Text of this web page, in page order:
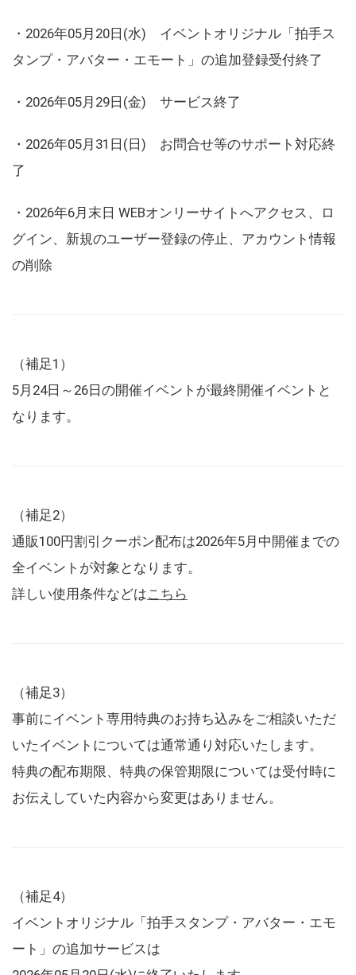
・2026年05月20日(水) イベントオリジナル「拍手ス
タンプ・アバター・エモート」の追加登録受付終了
・2026年05月29日(金) サービス終了
・2026年05月31日(日) お問合せ等のサポート対応終
了
・2026年6月末日 WEBオンリーサイトへアクセス、ロ
グイン、新規のユーザー登録の停止、アカウント情報
の削除
（補足1）
5月24日～26日の開催イベントが最終開催イベントと
なります。
（補足2）
通販100円割引クーポン配布は2026年5月中開催までの
全イベントが対象となります。
詳しい使用条件などはこちら
（補足3）
事前にイベント専用特典のお持ち込みをご相談いただ
いたイベントについては通常通り対応いたします。
特典の配布期限、特典の保管期限については受付時に
お伝えしていた内容から変更はありません。
（補足4）
イベントオリジナル「拍手スタンプ・アバター・エモ
ート」の追加サービスは